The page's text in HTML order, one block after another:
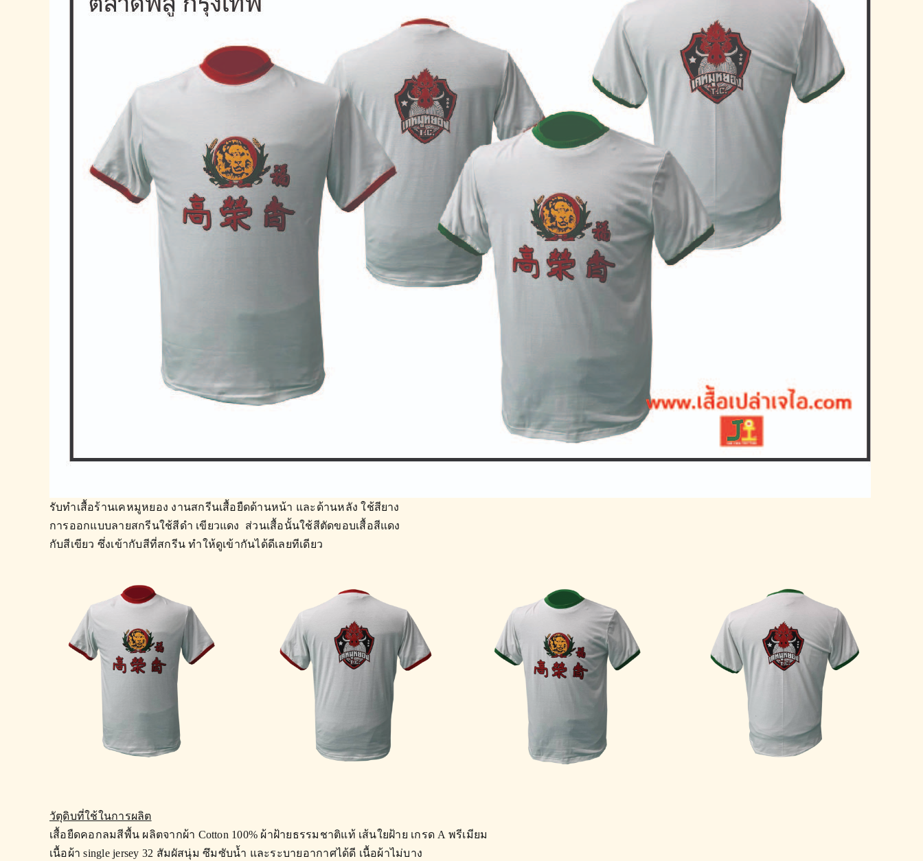
รับทำเสื้อร้านเคหมูหยอง งานสกรีนเสื้อยืดด้านหน้า และด้านหลัง ใช้สียาง
การออกแบบลายสกรีนใช้สีดำ เขียวแดง ส่วนเสื้อนั้นใช้สีตัดขอบเสื้อสีแดง
กับสีเขียว ซึ่งเข้ากับสีที่สกรีน ทำให้ดูเข้ากันได้ดีเลยทีเดียว
วัตุดิบที่ใช้ในการผลิต
เสื้อยืดคอกลมสีพื้น ผลิตจากผ้า Cotton 100% ผ้าฝ้ายธรรมชาติแท้ เส้นใยฝ้าย เกรด A พรีเมียม
เนื้อผ้า single jersey 32 สัมผัสนุ่ม ซึมซับน้ำ และระบายอากาศได้ดี เนื้อผ้าไม่บาง